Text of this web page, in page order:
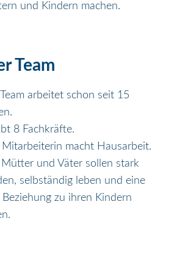
und Kindern machen.
Team
arbeitet schon seit 15
8 Fachkräfte.
Mitarbeiterin macht Hausarbeit.
und Väter sollen stark
selbständig leben und eine
Beziehung zu ihren Kindern